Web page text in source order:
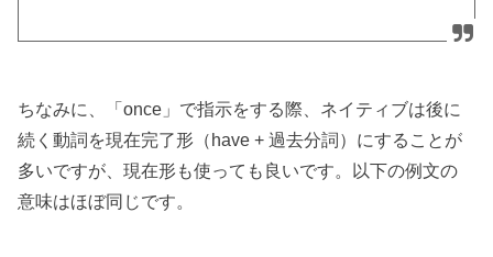
ちなみに、「once」で指示をする際、ネイティブは後に
続く動詞を現在完了形（have + 過去分詞）にすることが
多いですが、現在形も使っても良いです。以下の例文の
意味はほぼ同じです。